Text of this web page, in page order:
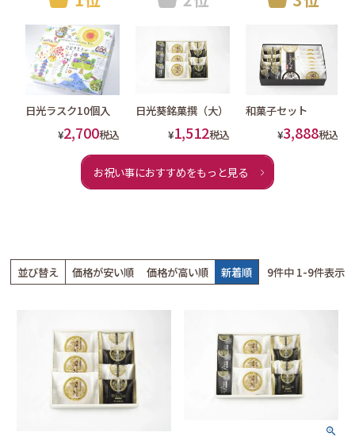
日光ラスク10個入
¥2,700税込
日光葵銘菓撰（大）
¥1,512税込
和菓子セット
¥3,888税込
お祝い事におすすめをもっと見る
並び替え 価格が安い順 価格が高い順 新着順 9件中 1-9件表示